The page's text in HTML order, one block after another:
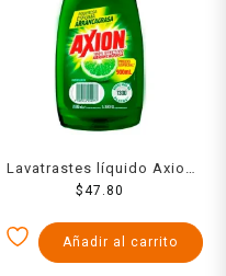
Lavatrastes líquido Axion
limón 900 ml
$47.80
Añadir al carrito